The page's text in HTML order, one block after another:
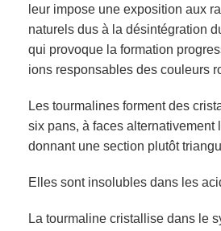
leur impose une exposition aux
naturels dus à la désintégration
qui provoque la formation
ions responsables des couleurs
Les tourmalines forment des
six pans, à faces alternativement
donnant une section plutôt
Elles sont insolubles dans les
La tourmaline cristallise dans le